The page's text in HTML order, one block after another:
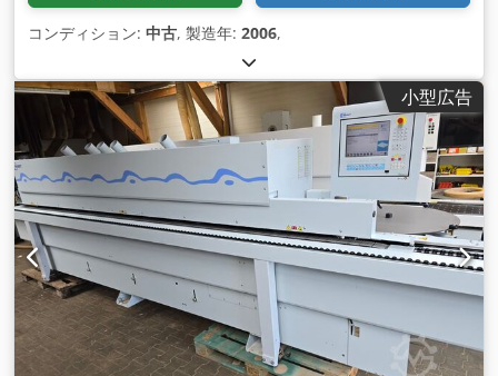
コンディション: 中古, 製造年: 2006,
小型広告